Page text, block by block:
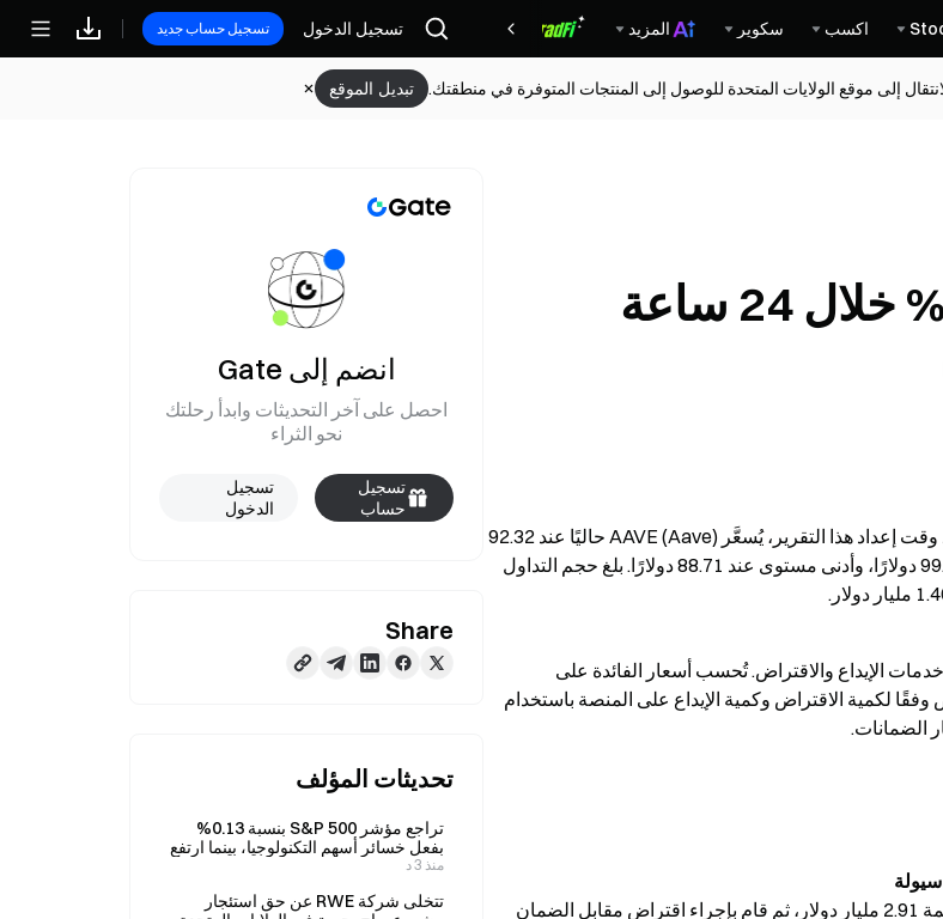
اكسب سكوير المزيد مكافآتتسجيل الدخول تسجيل حساب جديد
إلى موقع الولايات المتحدة للوصول إلى المنتجات المتوفرة في منطقتك. تبديل الموقع
انضم إلى Gate
احصل على آخر التحديثات وابدأ رحلتك
نحو الثراء
تسجيل
حساب
تسجيل
الدخول
Share
تحديثات المؤلف
تراجع مؤشر S&P 500 بنسبة 0.13%
بفعل خسائر أسهم التكنولوجيا، بينما ارتفع
مؤشر داو جونز يوم الخميس؛ ويشير
تمركزات هجومية.
منذ 3 د
تتخلى شركة RWE عن حق استئجار